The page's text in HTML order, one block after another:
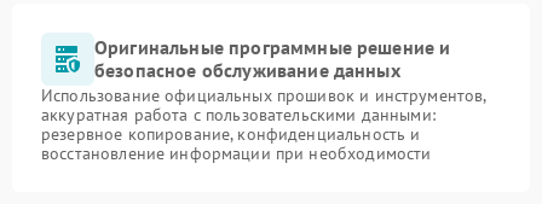
Оригинальные программные решение и
безопасное обслуживание данных
Использование официальных прошивок и инструментов,
аккуратная работа с пользовательскими данными:
резервное копирование, конфиденциальность и
восстановление информации при необходимости